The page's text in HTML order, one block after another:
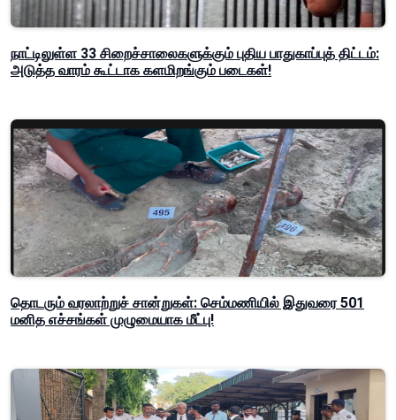
நாட்டிலுள்ள 33 சிறைச்சாலைகளுக்கும் புதிய பாதுகாப்புத் திட்டம்:
அடுத்த வாரம் கூட்டாக களமிறங்கும் படைகள்!
தொடரும் வரலாற்றுச் சான்றுகள்: செம்மணியில் இதுவரை 501
மனித எச்சங்கள் முழுமையாக மீட்பு!